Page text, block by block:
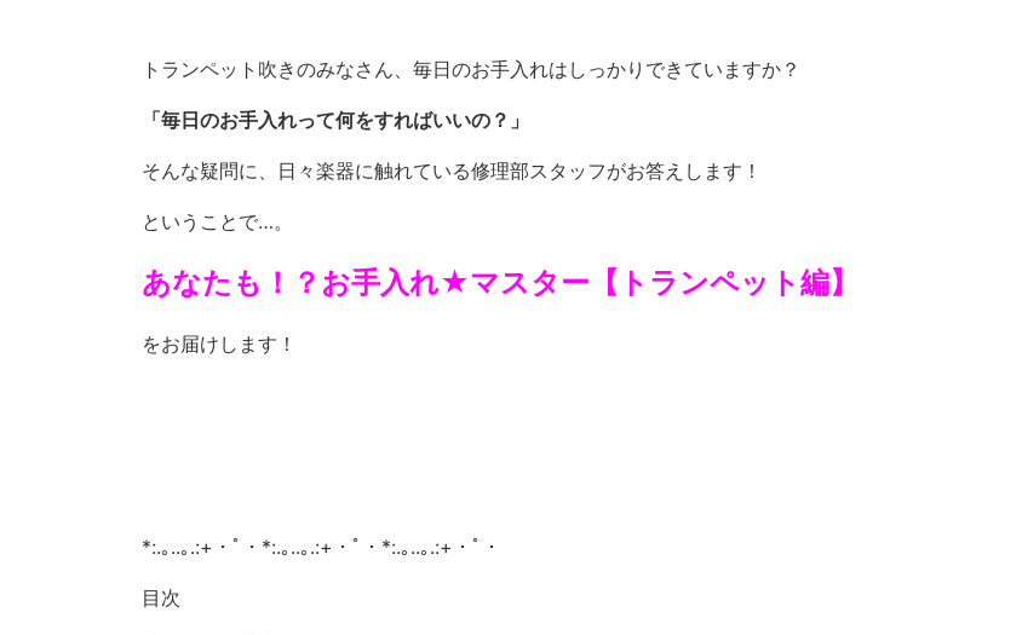
トランペット吹きのみなさん、毎日のお手入れはしっかりできていますか？
「毎日のお手入れって何をすればいいの？」
そんな疑問に、日々楽器に触れている修理部スタッフがお答えします！
ということで…。
あなたも！？お手入れ★マスター 【トランペット編】
をお届けします！
*:.｡..｡.:+・ﾟ・*:.｡..｡.:+・ﾟ・*:.｡..｡.:+・ﾟ・
目次